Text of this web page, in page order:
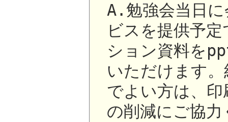
A.勉強会当日
ビスを提供予
ション資料を
いただけます
でよい方は、
の削減にご協